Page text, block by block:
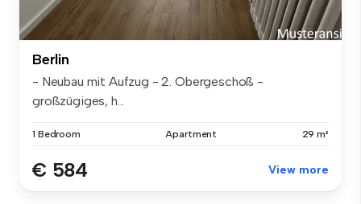
Berlin
- Neubau mit Aufzug - 2. Obergeschoß -
großzügiges, h...
1 Bedroom Apartment 29 m²
€ 584 View more